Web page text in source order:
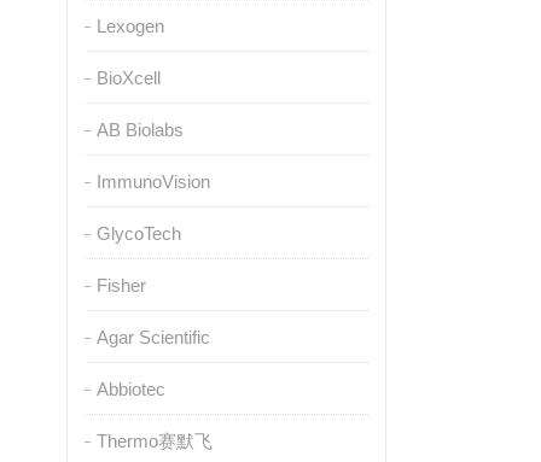
Lexogen
BioXcell
AB Biolabs
ImmunoVision
GlycoTech
Fisher
Agar Scientific
Abbiotec
Thermo赛默飞